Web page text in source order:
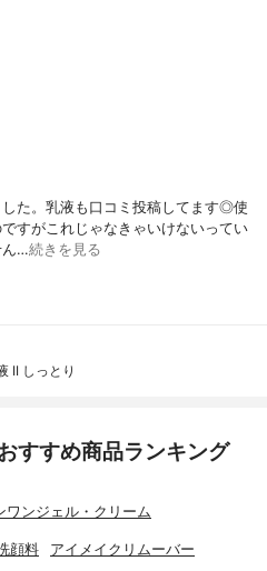
た。乳液も口コミ投稿してます◎使
すがこれじゃなきゃいけないってい
ん…続きを見る
II しっとり
すすめ商品ランキング
ワンジェル・クリーム
顔料 アイメイクリムーバー